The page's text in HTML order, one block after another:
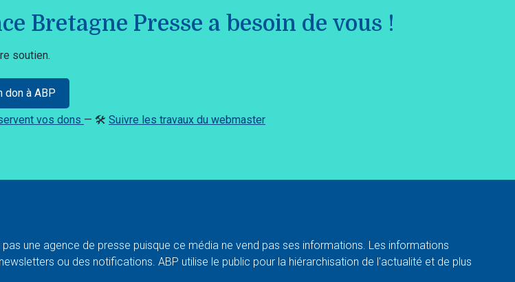
Bretagne Presse a besoin de vous !
soutien.
don à ABP
vos dons — 🛠️ Suivre les travaux du webmaster
une agence de presse puisque ce média ne vend pas ses informations. Les informations
ou des notifications. ABP utilise le public pour la hiérarchisation de l'actualité et de plus